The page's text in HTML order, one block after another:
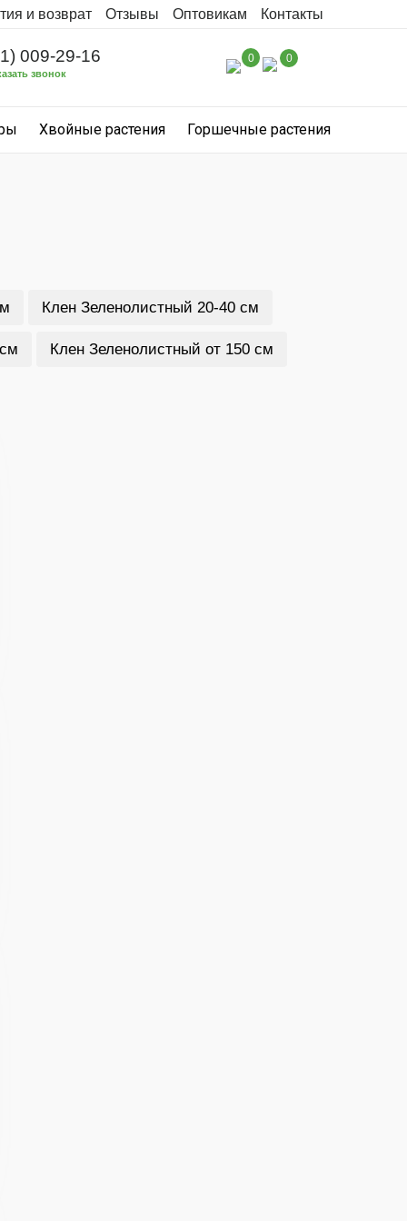
и возврат Отзывы Оптовикам Контакты
009-29-16
звонок
0 0
Хвойные растения Горшечные растения
Клен Зеленолистный 20-40 см
Клен Зеленолистный от 150 см